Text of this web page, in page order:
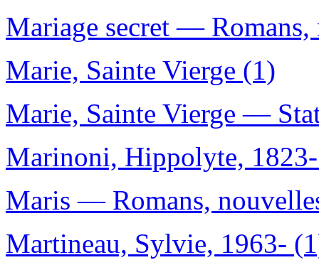
Mariage secret — Romans,
Marie, Sainte Vierge (1)
Marie, Sainte Vierge —
Marinoni, Hippolyte,
Maris — Romans,
Martineau, Sylvie, 1963-